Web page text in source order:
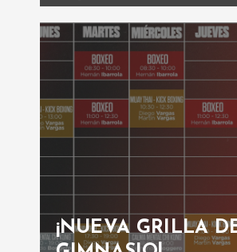
¡NUEVA GRILLA